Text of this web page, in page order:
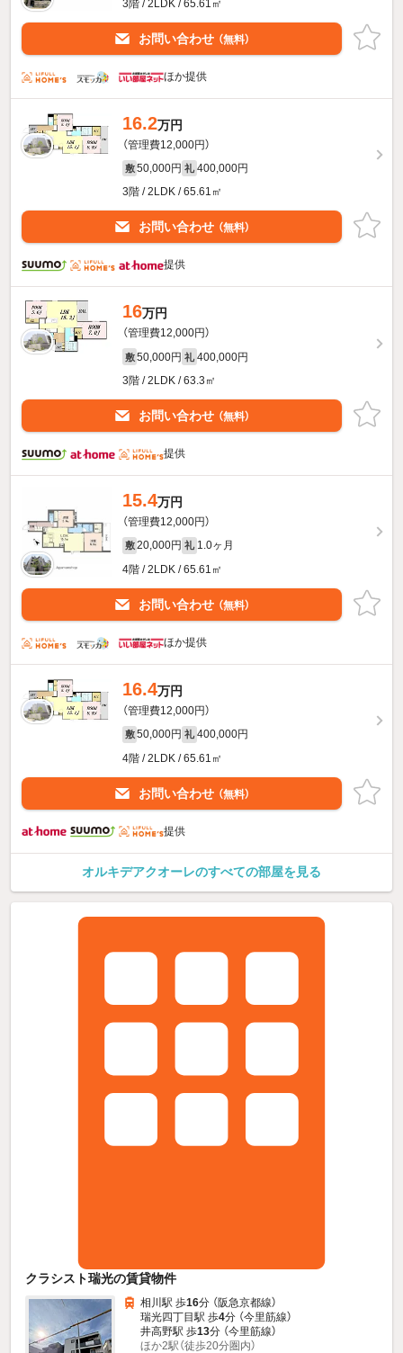
3階 / 2LDK / 65.61㎡
お問い合わせ （無料）
ほか提供
16.2万円
（管理費12,000円）
敷 50,000円 礼 400,000円
3階 / 2LDK / 65.61㎡
お問い合わせ （無料）
提供
16万円
（管理費12,000円）
敷 50,000円 礼 400,000円
3階 / 2LDK / 63.3㎡
お問い合わせ （無料）
提供
15.4万円
（管理費12,000円）
敷 20,000円 礼 1.0ヶ月
4階 / 2LDK / 65.61㎡
お問い合わせ （無料）
ほか提供
16.4万円
（管理費12,000円）
敷 50,000円 礼 400,000円
4階 / 2LDK / 65.61㎡
お問い合わせ （無料）
提供
オルキデアクオーレのすべての部屋を見る
クラシスト瑞光の賃貸物件
相川駅 歩16分 （阪急京都線）
瑞光四丁目駅 歩4分 （今里筋線）
井高野駅 歩13分 （今里筋線）
ほか2駅（徒歩20分圏内）